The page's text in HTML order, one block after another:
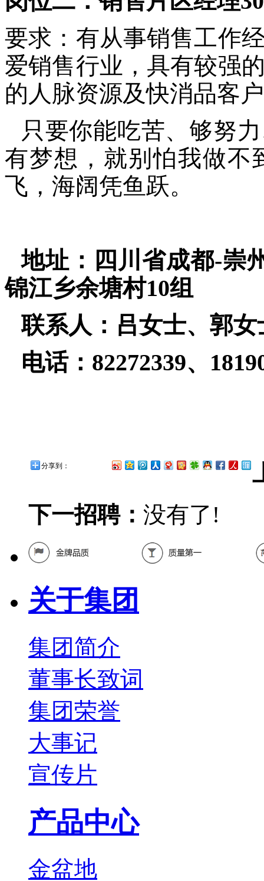
要求：有从事销售工作
爱销售行业，具有较强
的人脉资源及快消品客
只要你能吃苦、够努
有梦想，就别怕我做不
飞，海阔凭鱼跃。
地址：四川省成都-崇
锦江乡余塘村10组
联系人：吕女士、郭女
电话： 82272339、
分享到：
下一招聘： 没有了!
关于集团
集团简介
董事长致词
集团荣誉
大事记
宣传片
产品中心
金盆地